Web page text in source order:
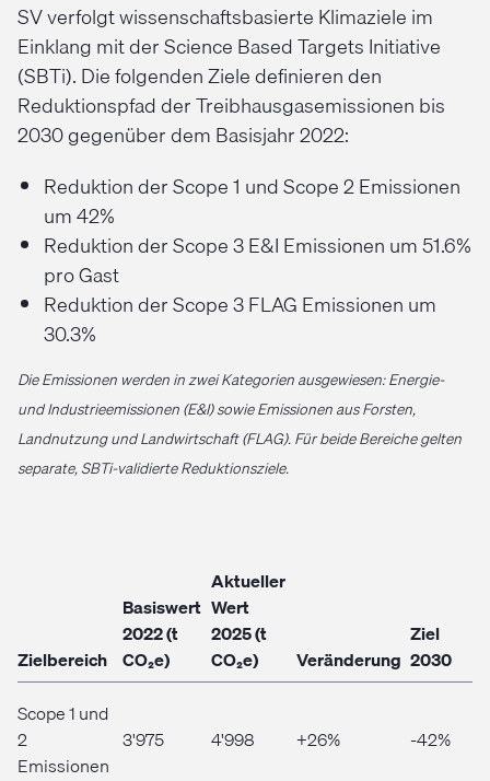
SV verfolgt wissenschaftsbasierte Klimaziele im
Einklang mit der Science Based Targets Initiative
(SBTi). Die folgenden Ziele definieren den
Reduktionspfad der Treibhausgasemissionen bis
2030 gegenüber dem Basisjahr 2022:
Reduktion der Scope 1 und Scope 2 Emissionen
um 42%
Reduktion der Scope 3 E&I Emissionen um 51.6%
pro Gast
Reduktion der Scope 3 FLAG Emissionen um
30.3%
Die Emissionen werden in zwei Kategorien ausgewiesen: Energie-
und Industrieemissionen (E&I) sowie Emissionen aus Forsten,
Landnutzung und Landwirtschaft (FLAG). Für beide Bereiche gelten
separate, SBTi-validierte Reduktionsziele.
Zielbereich
Basiswert
2022 (t
CO₂e)
Aktueller
Wert
2025 (t
CO₂e)
Veränderung
Ziel
2030
Scope 1 und
2
Emissionen
3'975 4'998 +26% -42%